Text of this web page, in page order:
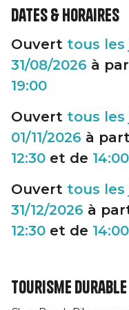
Dates & horaires
Ouvert tous les
31/08/2026 à
19:00
Ouvert tous les
01/11/2026 à
12:30 et de 14:00
Ouvert tous les
31/12/2026 à
12:30 et de 14:00
Tourisme durable